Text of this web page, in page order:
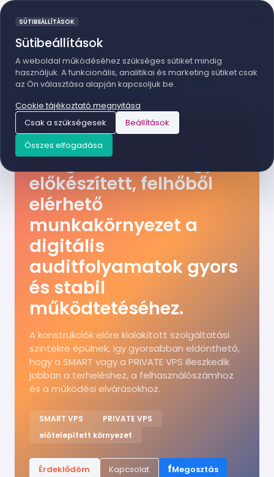
SÜTIBEÁLLÍTÁSOK
Sütibeállítások
A weboldal működéséhez szükséges sütiket mindig
használjuk. A funkcionális, analitikai és marketing sütiket csak
az Ön választása alapján kapcsoljuk be.
Cookie tájékoztató megnyitása
Csak a szükségesek
Beállítások
Összes elfogadása
DIGITAUDIT VPS
A szolgáltatás a DigitAudit használatához kínál távoli
asztalos, skálázható csomagokat a kisebb csapatoktól a
DIGITAUDIT VPS SZOLGÁLTATÁS
A DigitAudit VPS egy
előkészített, felhőből
elérhető
munkakörnyezet a
digitális
auditfolyamatok gyors
és stabil
működtetéséhez.
A konstrukciók előre kialakított szolgáltatási
szintekre épülnek, így gyorsabban eldönthető,
hogy a SMART vagy a PRIVATE VPS illeszkedik
jobban a terheléshez, a felhasználószámhoz
és a működési elvárásokhoz.
SMART VPS
PRIVATE VPS
előtelepített környezet
Érdeklődöm Kapcsolat fMegosztás